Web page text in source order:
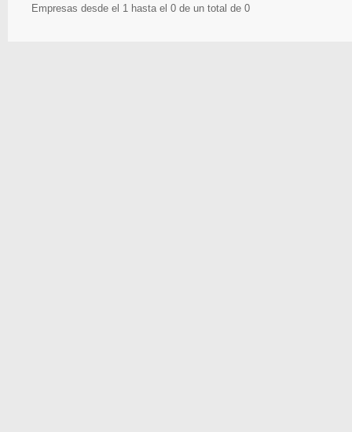
Empresas desde el 1 hasta el 0 de un total de 0